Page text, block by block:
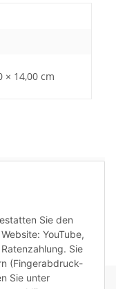
Sie den
YouTube,
Sie
(Fingerabdruck-
Sie unter
× 14,00 cm